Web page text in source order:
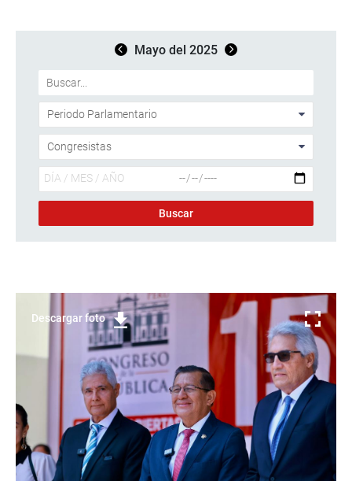
Mayo del 2025
Descargar foto